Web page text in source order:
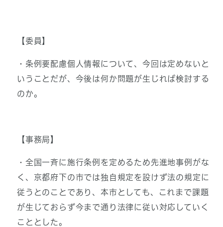
【委員】
・条例要配慮個人情報について、今回は定めないと
いうことだが、今後は何か問題が生じれば検討する
のか。
【事務局】
・全国一斉に施行条例を定めるため先進地事例がな
く、京都府下の市では独自規定を設けず法の規定に
従うとのことであり、本市としても、これまで課題
が生じておらず今まで通り法律に従い対応していく
こととした。